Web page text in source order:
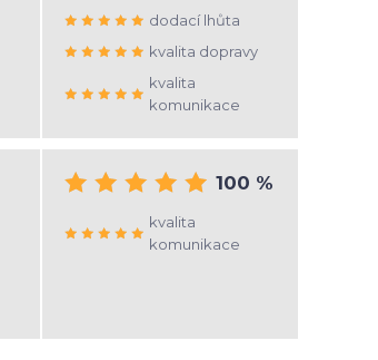
dodací lhůta
kvalita dopravy
kvalita
komunikace
100 %
kvalita
komunikace